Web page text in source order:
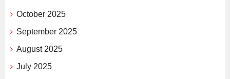
October 2025
September 2025
August 2025
July 2025